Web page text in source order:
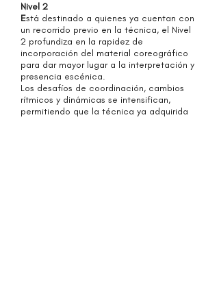
Nivel 2
Está destinado a quienes ya cuentan con
un recorrido previo en la técnica, el Nivel
2 profundiza en la rapidez de
incorporación del material coreográfico
para dar mayor lugar a la interpretación y
presencia escénica.
Los desafíos de coordinación, cambios
rítmicos y dinámicas se intensifican,
permitiendo que la técnica ya adquirida